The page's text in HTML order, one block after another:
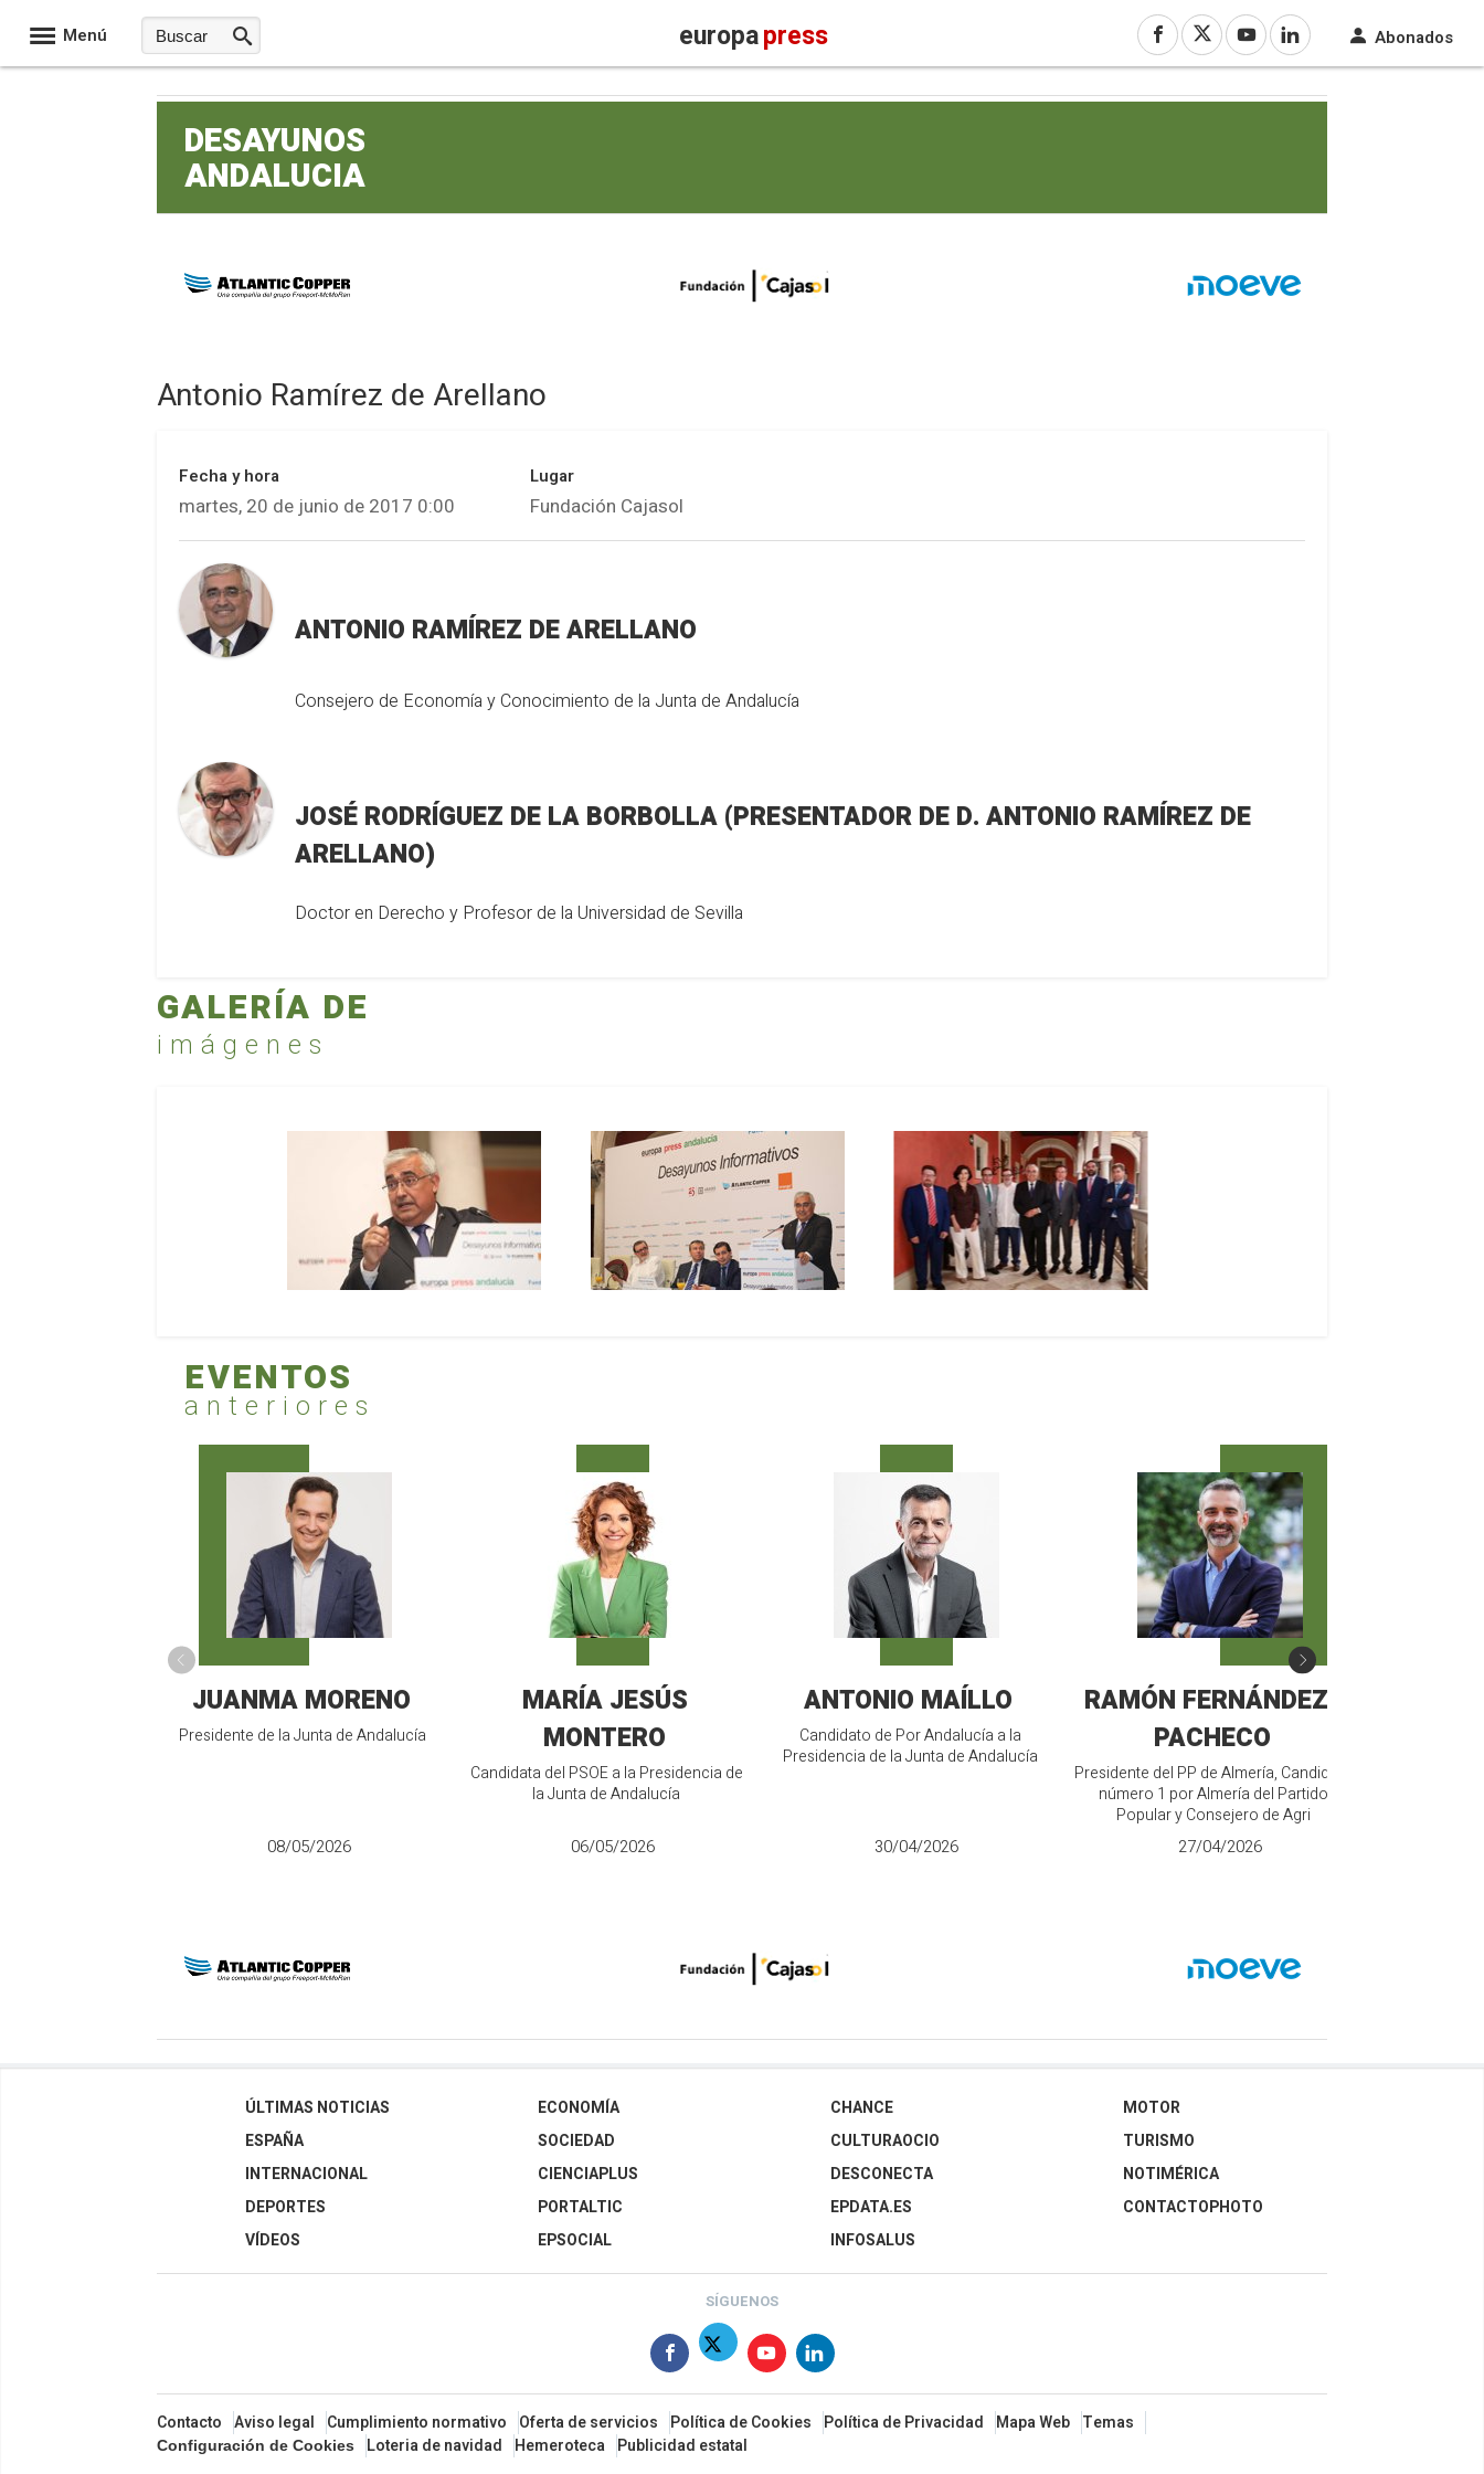
Menú europapress Abonados
DESAYUNOS
ANDALUCIA
Antonio Ramírez de Arellano
Fecha y hora
martes, 20 de junio de 2017 0:00
Lugar
Fundación Cajasol
ANTONIO RAMÍREZ DE ARELLANO
Consejero de Economía y Conocimiento de la Junta de Andalucía
JOSÉ RODRÍGUEZ DE LA BORBOLLA (PRESENTADOR DE D. ANTONIO RAMÍREZ DE
ARELLANO)
Doctor en Derecho y Profesor de la Universidad de Sevilla
GALERÍA DE
imágenes
EVENTOS
anteriores
JUANMA MORENO
Presidente de la Junta de Andalucía
08/05/2026
MARÍA JESÚS
MONTERO
Candidata del PSOE a la Presidencia de
la Junta de Andalucía
06/05/2026
ANTONIO MAÍLLO
Candidato de Por Andalucía a la
Presidencia de la Junta de Andalucía
30/04/2026
RAMÓN FERNÁNDEZ-
PACHECO
Presidente del PP de Almería, Candidato
número 1 por Almería del Partido
Popular y Consejero de Agri
27/04/2026
ÚLTIMAS NOTICIAS
ESPAÑA
INTERNACIONAL
DEPORTES
VÍDEOS
ECONOMÍA
SOCIEDAD
CIENCIAPLUS
PORTALTIC
EPSOCIAL
CHANCE
CULTURAOCIO
DESCONECTA
EPDATA.ES
INFOSALUS
MOTOR
TURISMO
NOTIMÉRICA
CONTACTOPHOTO
SÍGUENOS
Contacto Aviso legal Cumplimiento normativo Oferta de servicios Política de Cookies Política de Privacidad Mapa Web Temas
Configuración de Cookies Loteria de navidad Hemeroteca Publicidad estatal